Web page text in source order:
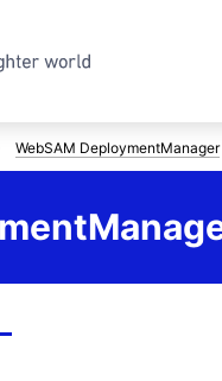
WebSAM DeploymentManager